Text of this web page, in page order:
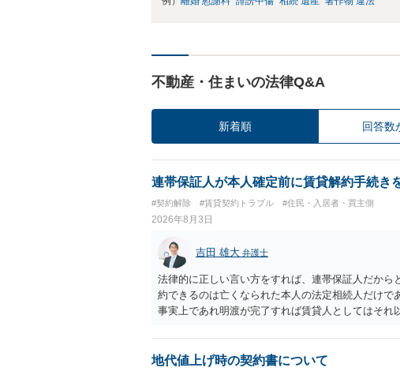
不動産・住まいの法律Q&A
新着順 回答数
連帯保証人が本人確定前に賃貸解約手続き
#契約解除 #賃貸契約トラブル #住民・入居者・買主側
2026年8月3日
吉田 雄大 弁護士
法律的に正しい言い方をすれば、連帯保証人だか
約できるのは亡くなられた本人の法定相続人だけで
事実上であれ明渡が完了すれば賃貸人としてはそ
が良いと思います。またその方法で進めた方が、
済的負担を最小限に食い止められるため望ましいや
地代値上げ時の契約書について